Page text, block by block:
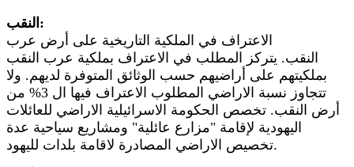
النقب:
الاعتراف في الملكية التاريخية على أرض عرب
النقب. يتركز المطلب في الاعتراف بملكية عرب النقب
بملكيتهم على أراضيهم حسب الوثائق المتوفرة لديهم. ولا
تتجاوز نسبة الاراضي المطلوب الاعتراف فيها ال 3% من
أرض النقب. تخصص الحكومة الاسرائيلية الاراضي للعائلات
اليهودية لإقامة "مزارع عائلية" ومشاريع سياحية عدة
تخصيص الاراضي المصادرة لاقامة بلدات لليهود.